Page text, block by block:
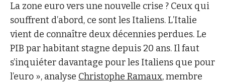
La zone euro vers une nouvelle crise ? Ceux qui
souffrent d’abord, ce sont les Italiens. L’Italie
vient de connaître deux décennies perdues. Le
PIB par habitant stagne depuis 20 ans. Il faut
s’inquiéter davantage pour les Italiens que pour
l’euro », analyse Christophe Ramaux, membre